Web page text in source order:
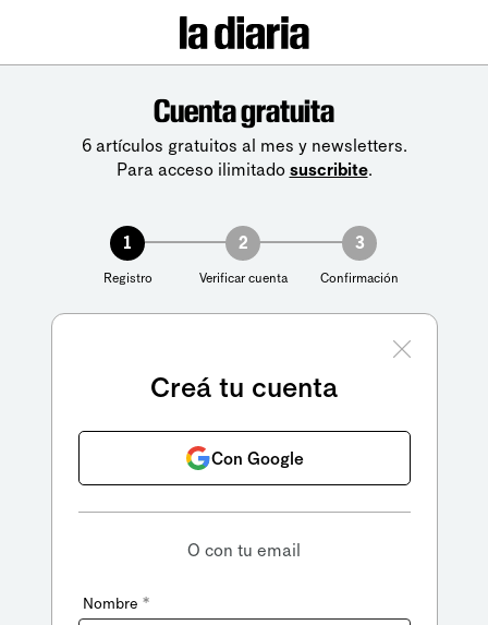
Cuenta gratuita
6 artículos gratuitos al mes y newsletters.
Para acceso ilimitado suscribite.
1
Registro
2
Verificar cuenta
3
Confirmación
Creá tu cuenta
Con Google
O con tu email
Nombre *